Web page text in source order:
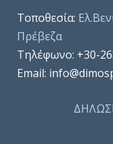
Τοποθεσία:
Πρέβεζα
Τηλέφωνo: +30-
Email: